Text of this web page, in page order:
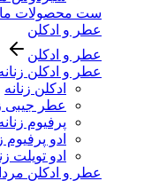
ست محصولات
عطر و ادکلن
عطر و ادکلن
عطر و ادکلن
ادکلن زنانه
عطر جیبی
پرفیوم
ادو پرفیوم
ادو تویلت
عطر و ادکلن